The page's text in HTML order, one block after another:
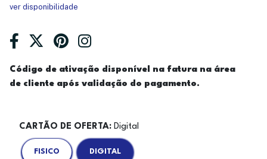
ver disponibilidade
Código de ativação disponível na fatura na área
de cliente após validação do pagamento.
CARTÃO DE OFERTA: Digital
FISICO DIGITAL